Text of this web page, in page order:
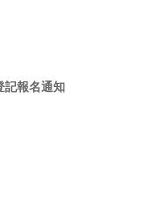
記報名通知